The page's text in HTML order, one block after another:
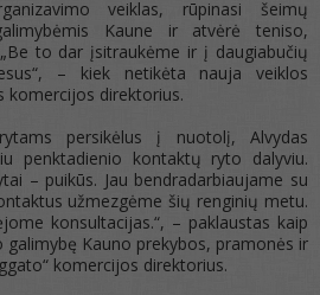
veiklas, rūpinasi šeimų
Kaune ir atvėrė teniso,
to dar įsitraukėme ir į daugiabučių
– kiek netikėta nauja veiklos
komercijos direktorius.
persikėlus į nuotolį, Alvydas
penktadienio kontaktų ryto dalyviu.
– puikūs. Jau bendradarbiaujame su
užmezgėme šių renginių metu.
konsultacijas.“, – paklaustas kaip
Kauno prekybos, pramonės ir
komercijos direktorius.